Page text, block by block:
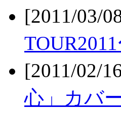
[2011/03/
[2011/02/
心」カバ